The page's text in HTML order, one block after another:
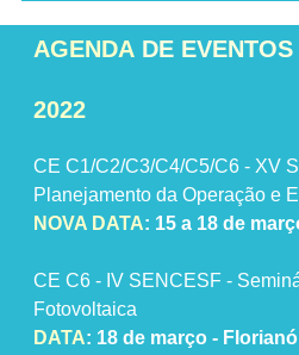
AGENDA DE EVENTOS
2022
CE C1/C2/C3/C4/C5/C6 - XV
Planejamento da Operação e
NOVA DATA: 15 a 18 de
CE C6 - IV SENCESF -
Fotovoltaica
DATA: 18 de março -